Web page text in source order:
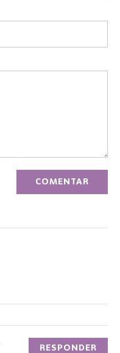
RESPONDER